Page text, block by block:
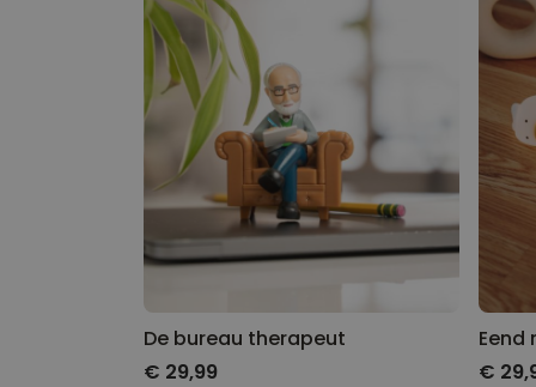
De bureau therapeut
€ 29,99
Eend
€